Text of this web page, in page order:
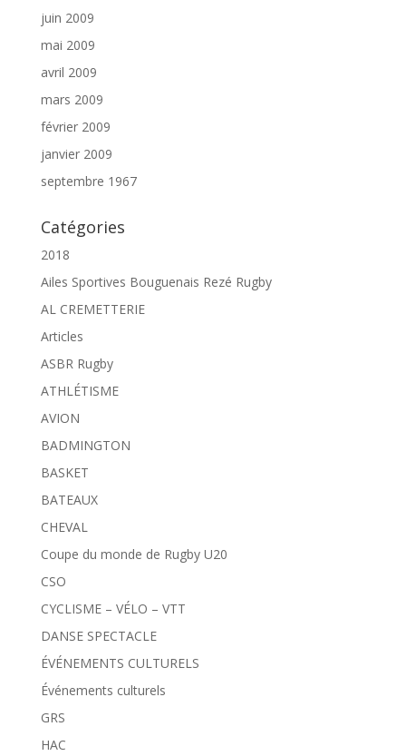
juin 2009
mai 2009
avril 2009
mars 2009
février 2009
janvier 2009
septembre 1967
Catégories
2018
Ailes Sportives Bouguenais Rezé Rugby
AL CREMETTERIE
Articles
ASBR Rugby
ATHLÉTISME
AVION
BADMINGTON
BASKET
BATEAUX
CHEVAL
Coupe du monde de Rugby U20
CSO
CYCLISME – VÉLO – VTT
DANSE SPECTACLE
ÉVÉNEMENTS CULTURELS
Événements culturels
GRS
HAC